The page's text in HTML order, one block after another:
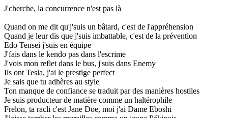
J'cherche, la concurrence n'est pas là
Quand on me dit qu'j'suis un bâtard, c'est de l'appréhension
Quand je leur dis que j'suis imbattable, c'est de la prévention
Edo Tensei j'suis en équipe
J'fais dans le kendo pas dans l'escrime
J'vois mon reflet dans le bus, j'suis dans Enemy
Ils ont Tesla, j'ai le prestige perfect
Je sais que tu adhères au style
Ton manque de confiance se traduit par des manières hostiles
Je suis producteur de matière comme un haltérophile
Frelon, ta racli c'est Jane Doe, moi j'ai Dame Eboshi